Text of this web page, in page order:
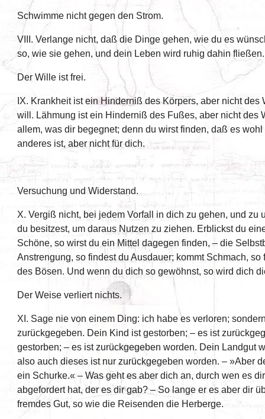
Schwimme nicht gegen den Strom.
VIII. Verlange nicht, daß die Dinge gehen, wie du es
so, wie sie gehen, und dein Leben wird ruhig dahin fließen.
Der Wille ist frei.
IX. Krankheit ist ein Hinderniß des Körpers, aber nicht
will. Lähmung ist ein Hinderniß des Fußes, aber nicht des
allem, was dir begegnet; denn du wirst finden, daß es
anderes ist, aber nicht für dich.
Versuchung und Widerstand.
X. Vergiß nicht, bei jedem Vorfall in dich zu gehen, und zu
du besitzest, um daraus Nutzen zu ziehen. Erblickst du
Schöne, so wirst du ein Mittel dagegen finden, – die
Anstrengung, so findest du Ausdauer; kommt Schmach,
des Bösen. Und wenn du dich so gewöhnst, so wird dich
Der Weise verliert nichts.
XI. Sage nie von einem Ding: ich habe es verloren;
zurückgegeben. Dein Kind ist gestorben; – es ist
gestorben; – es ist zurückgegeben worden. Dein Landgut
also auch dieses ist nur zurückgegeben worden. – »Aber
ein Schurke.« – Was geht es aber dich an, durch wen es
abgefordert hat, der es dir gab? – So lange er es aber dir
fremdes Gut, so wie die Reisenden die Herberge.